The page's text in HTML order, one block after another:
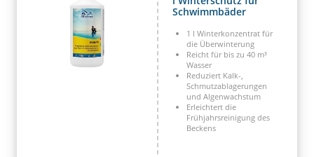
Schwimmbäder
1 l Winterkonzentrat für
die Überwinterung
Reicht für bis zu 40 m³
Wasser
Reduziert Kalk-,
Schmutzablagerungen
und Algenwachstum
Erleichtert die
Frühjahrsreinigung des
Beckens